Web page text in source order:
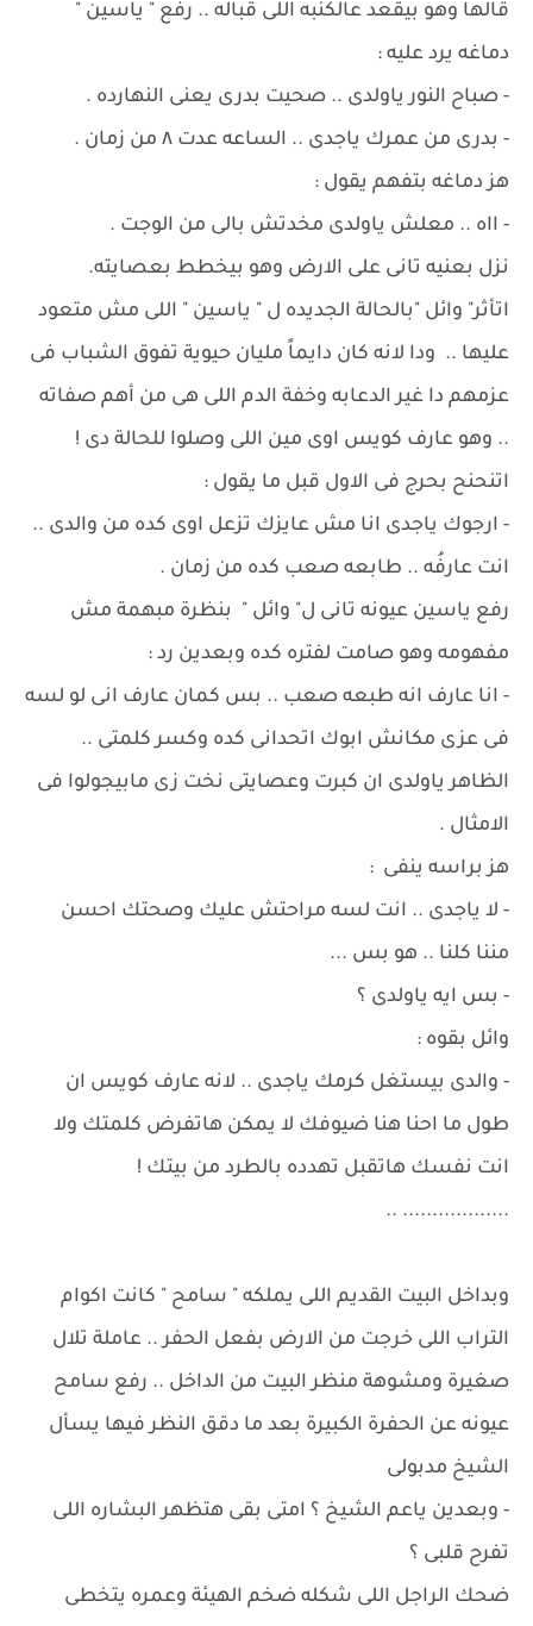
قالها وهو بيقعد عالكنبه اللى قباله .. رفع " ياسين "
دماغه يرد عليه :
- صباح النور ياولدى .. صحيت بدرى يعنى النهارده .
- بدرى من عمرك ياجدى .. الساعه عدت ٨ من زمان .
هز دماغه بتفهم يقول :
- ااه .. معلش ياولدى مخدتش بالى من الوجت .
نزل بعنيه تانى على الارض وهو بيخطط بعصايته.
اتأثر" وائل "بالحالة الجديده ل " ياسين " اللى مش متعود
عليها .. ودا لانه كان دايماً مليان حيوية تفوق الشباب فى
عزمهم دا غير الدعابه وخفة الدم اللى هى من أهم صفاته
.. وهو عارف كويس اوى مين اللى وصلوا للحالة دى !
اتنحنح بحرج فى الاول قبل ما يقول :
- ارجوك ياجدى انا مش عايزك تزعل اوى كده من والدى ..
انت عارفُه .. طابعه صعب كده من زمان .
رفع ياسين عيونه تانى ل" وائل " بنظرة مبهمة مش
مفهومه وهو صامت لفتره كده وبعدين رد :
- انا عارف انه طبعه صعب .. بس كمان عارف انى لو لسه
فى عزى مكانش ابوك اتحدانى كده وكسر كلمتى ..
الظاهر ياولدى ان كبرت وعصايتى نخت زى مابيجولوا فى
الامثال .
هز براسه ينفى :
- لا ياجدى .. انت لسه مراحتش عليك وصحتك احسن
مننا كلنا .. هو بس ...
- بس ايه ياولدى ؟
وائل بقوه :
- والدى بيستغل كرمك ياجدى .. لانه عارف كويس ان
طول ما احنا هنا ضيوفك لا يمكن هاتفرض كلمتك ولا
انت نفسك هاتقبل تهدده بالطرد من بيتك !
.................. ..
وبداخل البيت القديم اللى يملكه " سامح " كانت اكوام
التراب اللى خرجت من الارض بفعل الحفر .. عاملة تلال
صغيرة ومشوهة منظر البيت من الداخل .. رفع سامح
عيونه عن الحفرة الكبيرة بعد ما دقق النظر فيها يسأل
الشيخ مدبولى
- وبعدين ياعم الشيخ ؟ امتى بقى هتظهر البشاره اللى
تفرح قلبى ؟
ضحك الراجل اللى شكله ضخم الهيئة وعمره يتخطى